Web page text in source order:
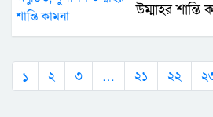
উম্মাহর শান্তি
১ ২ ৩ … ২১ ২২